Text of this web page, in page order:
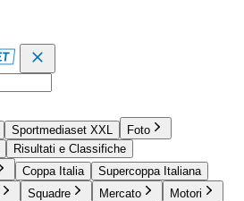
Sportmediaset XXL
Foto
Risultati e Classifiche
Coppa Italia
Supercoppa Italiana
Squadre Mercato
Motori